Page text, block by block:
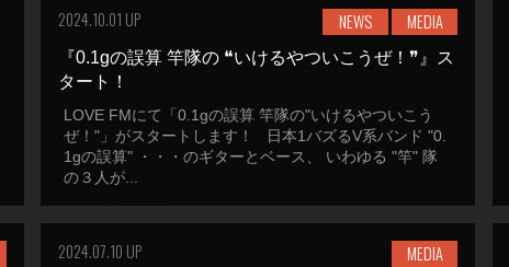
2024.10.01 UP NEWS MEDIA
『0.1gの誤算 竿隊の ❝いけるやついこうぜ！❞』ス
タート！
LOVE FMにて「0.1gの誤算 竿隊の"いけるやついこう
ぜ！"」がスタートします！ 日本1バズるV系バンド "0.
1gの誤算" ・・・のギターとベース、 いわゆる "竿" 隊
の３人が...
2024.07.10 UP MEDIA